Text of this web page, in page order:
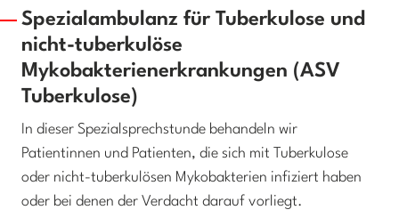
Spezialambulanz für Tuberkulose und
nicht-tuberkulöse
Mykobakterienerkrankungen (ASV
Tuberkulose)
In dieser Spezialsprechstunde behandeln wir
Patientinnen und Patienten, die sich mit Tuberkulose
oder nicht-tuberkulösen Mykobakterien infiziert haben
oder bei denen der Verdacht darauf vorliegt.